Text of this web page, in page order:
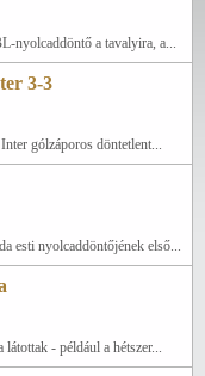
nyolcaddöntő a tavalyira, a...
3-3
gólzáporos döntetlent...
esti nyolcaddöntőjének első...
látottak - például a hétszer...